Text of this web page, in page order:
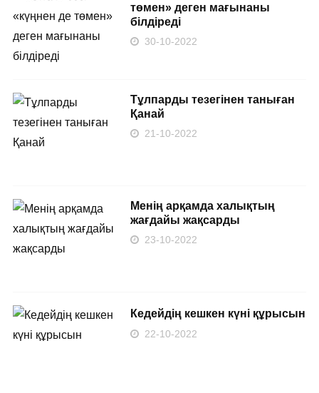
төмен» деген мағынаны
білдіреді
30-10-2022
Тұлпарды тезегінен таныған
Қанай
21-10-2022
Менің арқамда халықтың
жағдайы жақсарды
23-10-2022
Кедейдің кешкен күні құрысын
22-10-2022